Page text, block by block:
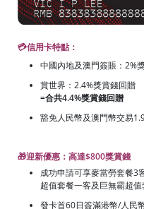
💳信用卡特點：
中國內地及澳門簽賬：2%
賞世界：2.4%獎賞錢回贈
=合共4.4%獎賞錢回贈
豁免人民幣及澳門幣交易
🎁迎新優惠：高達$800獎賞錢
成功申請可享麥當勞套餐3
超值套餐一客及巨無霸超值
發卡首60日簽滿港幣/人民